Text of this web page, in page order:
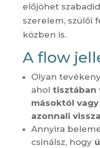
előjöhet
szerelem, szülői
közben is.
A flow
Olyan
ahol tisztában
másoktól
azonnali
Annyira
csinálsz, hogy